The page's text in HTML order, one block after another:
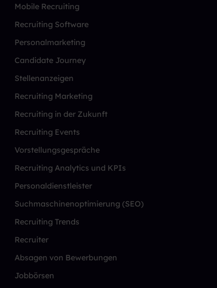
Mobile Recruiting
Recruiting Software
Personalmarketing
Candidate Journey
Stellenanzeigen
Recruiting Marketing
Recruiting in der Zukunft
Recruiting Events
Vorstellungsgespräche
Recruiting Analytics und KPIs
Personaldienstleister
Suchmaschinenoptimierung (SEO)
Recruiting Trends
Recruiter
Absagen von Bewerbungen
Jobbörsen